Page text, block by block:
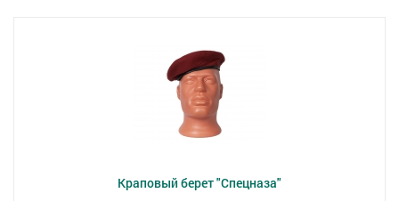
Краповый берет "Спецназа"